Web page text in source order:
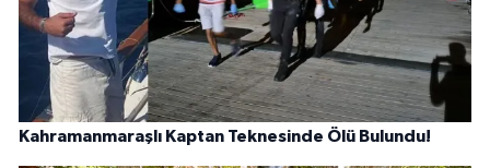
Kahramanmaraşlı Kaptan Teknesinde Ölü Bulundu!